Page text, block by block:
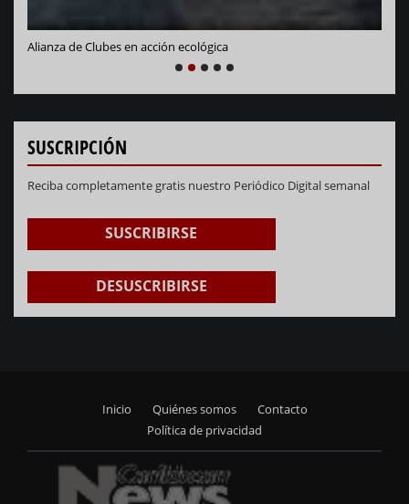
Alianza de Clubes en acción ecológica
PREVIOUS
SUSCRIPCIÓN
Reciba completamente gratis nuestro Periódico Digital semanal
SUSCRIBIRSE
DESUSCRIBIRSE
menu
Inicio Quiénes somos
Contacto
Política de privacidad